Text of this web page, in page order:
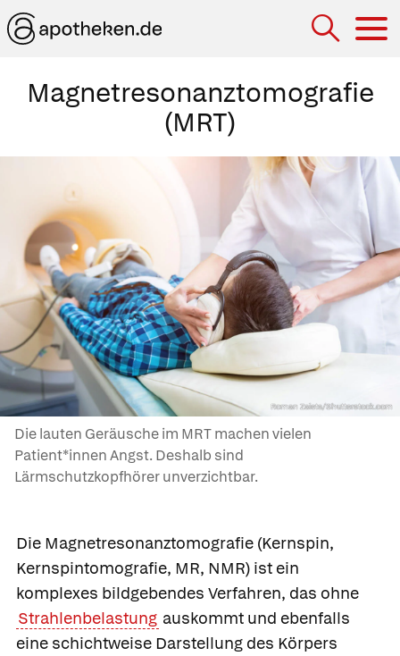
Magnetresonanztomografie
(MRT)
Roman Zaiets/Shutterstock.com
Die lauten Geräusche im MRT machen vielen
Patient*innen Angst. Deshalb sind
Lärmschutzkopfhörer unverzichtbar.
Die Magnetresonanztomografie (Kernspin,
Kernspintomografie, MR, NMR) ist ein
komplexes bildgebendes Verfahren, das ohne
Strahlenbelastung auskommt und ebenfalls
eine schichtweise Darstellung des Körpers